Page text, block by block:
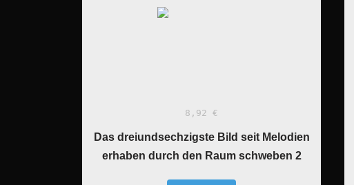
8,92 €
Das dreiundsechzigste Bild seit Melodien
erhaben durch den Raum schweben 2